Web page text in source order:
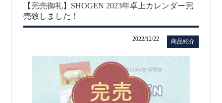
【完売御礼】SHOGEN 2023年卓上カレンダー完
売致しました！
2022/12/22 商品紹介